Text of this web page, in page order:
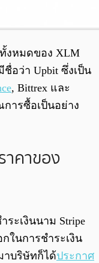
งหมดของ XLM
อว่า Upbit ซึ่งเป็น
, Bittrex และ
ารซื้อเป็นอย่าง
าคาของ
ะเงินนาม Stripe
กในการชำระเงิน
บริษัทก็ได้ประกาศ